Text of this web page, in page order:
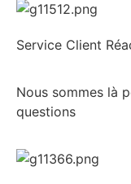
Service Client
Nous sommes là
questions